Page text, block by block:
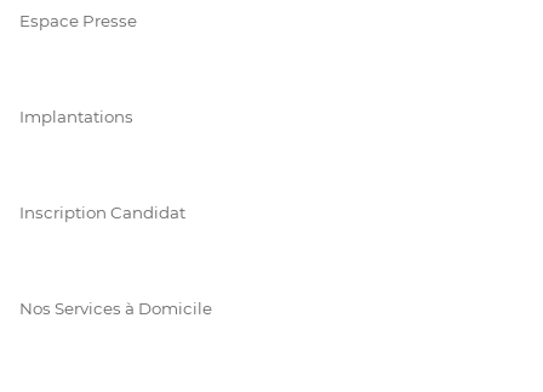
Espace Presse
Implantations
Inscription Candidat
Nos Services à Domicile